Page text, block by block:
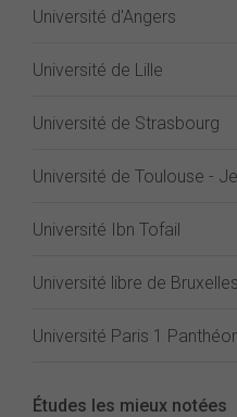
Université d'Angers
Université de Lille
Université de Strasbourg
Université de Toulouse -
Université Ibn Tofail
Université libre de Bruxelles
Université Paris 1
Études les mieux notées